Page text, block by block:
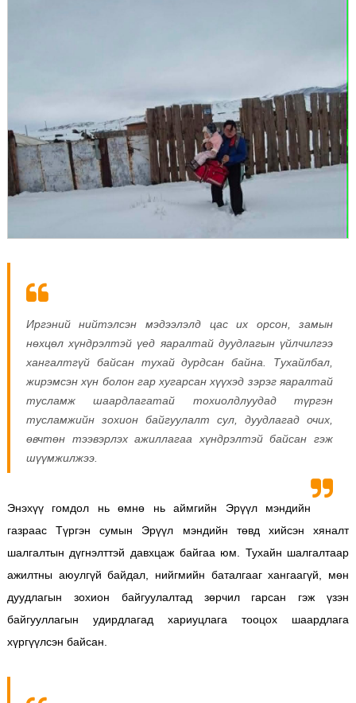
Иргэний нийтэлсэн мэдээлэлд цас их орсон, замын
нөхцөл хүндрэлтэй үед яаралтай дуудлагын үйлчилгээ
хангалтгүй байсан тухай дурдсан байна. Тухайлбал,
жирэмсэн хүн болон гар хугарсан хүүхэд зэрэг яаралтай
тусламж шаардлагатай тохиолдлуудад түргэн
тусламжийн зохион байгуулалт сул, дуудлагад очих,
өвчтөн тээвэрлэх ажиллагаа хүндрэлтэй байсан гэж
шүүмжилжээ.
Энэхүү гомдол нь өмнө нь аймгийн Эрүүл мэндийн
газраас Түргэн сумын Эрүүл мэндийн төвд хийсэн хяналт
шалгалтын дүгнэлттэй давхцаж байгаа юм. Тухайн шалгалтаар
ажилтны аюулгүй байдал, нийгмийн баталгааг хангаагүй, мөн
дуудлагын зохион байгуулалтад зөрчил гарсан гэж үзэн
байгууллагын удирдлагад хариуцлага тооцох шаардлага
хүргүүлсэн байсан.